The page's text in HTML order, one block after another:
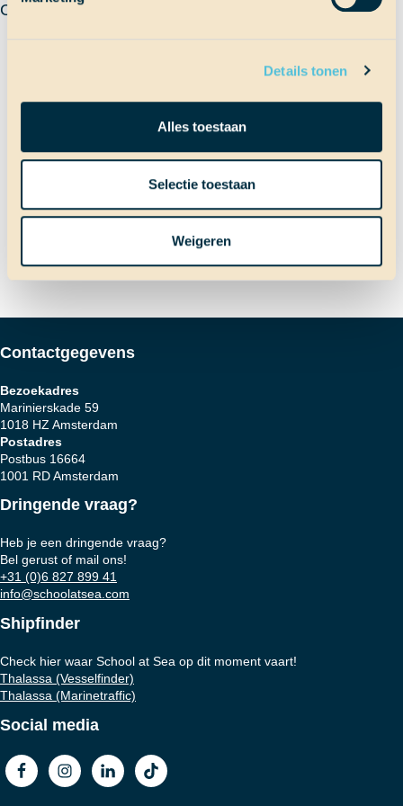
Details tonen
Alles toestaan
Selectie toestaan
Weigeren
CLAIRE
Bericht
navigatie
Aankomst San Blas/Panama
Volgend bericht
Contactgegevens
Bezoekadres
Marinierskade 59
1018 HZ Amsterdam
Postadres
Postbus 16664
1001 RD Amsterdam
Dringende vraag?
Heb je een dringende vraag?
Bel gerust of mail ons!
+31 (0)6 827 899 41
info@schoolatsea.com
Shipfinder
Check hier waar School at Sea op dit moment vaart!
Thalassa (Vesselfinder)
Thalassa (Marinetraffic)
Social media